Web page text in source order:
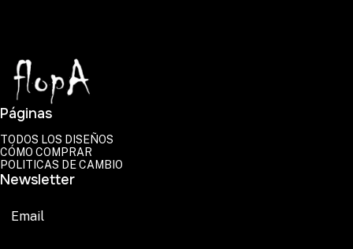
Páginas
TODOS LOS DISEÑOS
CÓMO COMPRAR
POLITICAS DE CAMBIO
Newsletter